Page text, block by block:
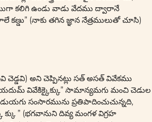
కలిగి ఉండు వాడు వేదము ద్వారానే
(నాకు తగిన జ్ఞాన నేత్రములుతో చూసి)
అని చెప్పినట్లు సత్ అసత్ వివేకము
వివేకిక్కైక్కు” సామాన్యమగు మంచి చెడుల
సంసారమును ప్రతిపాదించుచున్నది,
క్కు ” (భగవానుని దివ్య మంగళ విగ్రహ